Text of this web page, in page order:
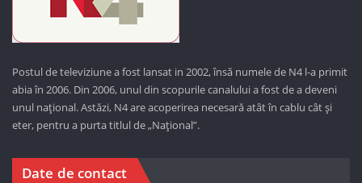
Postul de televiziune a fost lansat in 2002, însă numele de N4 l-a primit
abia în 2006. Din 2006, unul din scopurile canalului a fost de a deveni
unul național. Astăzi, N4 are acoperirea necesară atât în cablu cât și
eter, pentru a purta titlul de „Național”.
Date de contact